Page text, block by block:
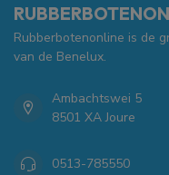
Rubberbotenonline is de
van de Benelux.
Ambachtswei 5
8501 XA Joure
0513-785550